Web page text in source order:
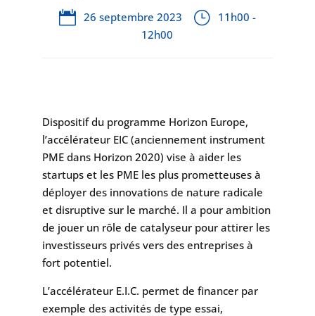
26 septembre 2023
11h00 -
12h00
Dispositif du programme Horizon Europe,
l’accélérateur EIC (anciennement instrument
PME dans Horizon 2020) vise à aider les
startups et les PME les plus prometteuses à
déployer des innovations de nature radicale
et disruptive sur le marché. Il a pour ambition
de jouer un rôle de catalyseur pour attirer les
investisseurs privés vers des entreprises à
fort potentiel.
L’accélérateur E.I.C. permet de financer par
exemple des activités de type essai,